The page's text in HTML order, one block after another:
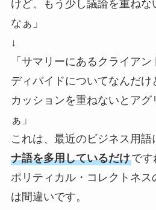
けど、もう少し議論を重ね
なぁ」
↓
「サマリーにあるクライアン
ディバイドについてなんだけ
カッションを重ねないとアグ
ぁ」
これは、最近のビジネス用語
ナ語を多用しているだけです
ポリティカル・コレクトネ
は間違いです。